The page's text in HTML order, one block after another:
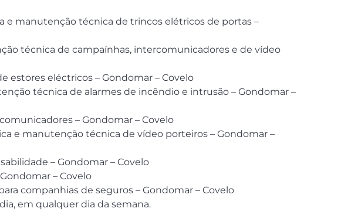
e manutenção técnica de trincos elétricos de portas –
técnica de campaínhas, intercomunicadores e de vídeo
estores eléctricos – Gondomar – Covelo
técnica de alarmes de incêndio e intrusão – Gondomar –
– Gondomar – Covelo
e manutenção técnica de vídeo porteiros – Gondomar –
– Gondomar – Covelo
– Covelo
companhias de seguros – Gondomar – Covelo
em qualquer dia da semana.